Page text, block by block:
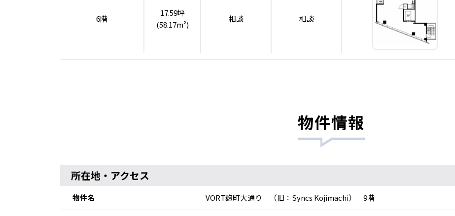
6階
17.59坪
(58.17m²)
相談 相談
物件情報
所在地・アクセス
物件名 VORT麹町大通り （旧：Syncs Kojimachi） 9階